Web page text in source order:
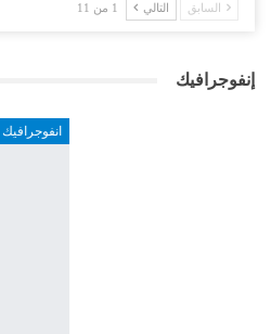
السابق التالي 1 من 11
إنفوجرافيك